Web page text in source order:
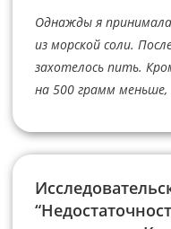
Однажды я
из морской соли.
захотелось пить.
на 500 грамм меньше,